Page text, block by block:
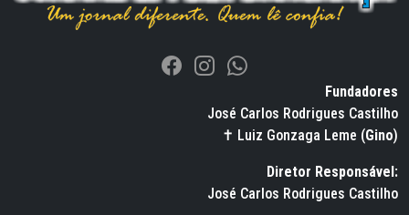
Fundadores
José Carlos Rodrigues Castilho
✝ Luiz Gonzaga Leme (Gino)
Diretor Responsável:
José Carlos Rodrigues Castilho